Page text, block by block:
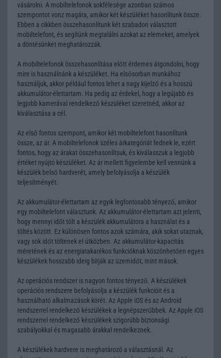
vásárolni. A mobiltelefonok sokfélesége azonban számos
szempontot vonz magára, amikor két készüléket hasonlítunk össze.
Ebben a cikkben összehasonlítunk két szabadon választott
mobiltelefont, és segítünk megtalálni azokat az elemeket, amelyek
a döntésünket meghatározzák.
A mobiltelefonok összehasonlítása előtt érdemes átgondolni, hogy
mire is használnánk a készüléket. Ha elsősorban munkához
használjuk, akkor például fontos lehet a nagy kijelző és a hosszú
akkumulátor-élettartam. Ha pedig az érdekel, hogy a legújabb és
legjobb kamerával rendelkező készüléket szeretnéd, akkor az
kiválasztása a cél.
Az első fontos szempont, amikor két mobiltelefont hasonlítunk
össze, az ár. A mobiltelefonok széles árkategóriát fednek le, ezért
fontos, hogy az árakat összehasonlítsuk, és kiválasszuk a legjobb
értéket nyújtó készüléket. Az ár mellett figyelembe kell vennünk a
készülék belső hardverét, amely befolyásolja a készülék
teljesítményét.
Az akkumulátor-élettartam az egyik legfontosabb tényező, amikor
egy mobiltelefont választunk. Az akkumulátor-élettartam azt jelenti,
hogy mennyi időt tölt a készülék akkumulátora a használat és a
töltés között. Ez különösen fontos azok számára, akik sokat utaznak,
vagy sok időt töltenek el útközben. Az akkumulátor-kapacitás
méretének és az energiatakarékos funkcióknak köszönhetően egyes
készülékek hosszabb ideig bírják az üzemidőt, mint mások.
Az operációs rendszer is nagyon fontos tényező. A készülékek
operációs rendszere befolyásolja a készülék funkcióit és a
használható alkalmazások körét. Az Apple iOS és az Android
rendszerrel rendelkező készülékek a legnépszerűbbek. Az Apple iOS
rendszerrel rendelkező készülékek szigorúbb biztonsági
szabályokkal és magasabb árakkal rendelkeznek.
A készülékek hardvere is meghatározó a választásnál. Az